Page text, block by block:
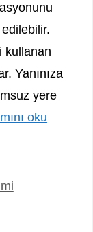
kullanan
Yanınıza
yere
oku